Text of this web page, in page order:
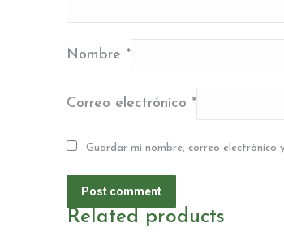
Nombre *
Correo electrónico *
Guardar mi nombre, correo electrónico
Post comment
Related products